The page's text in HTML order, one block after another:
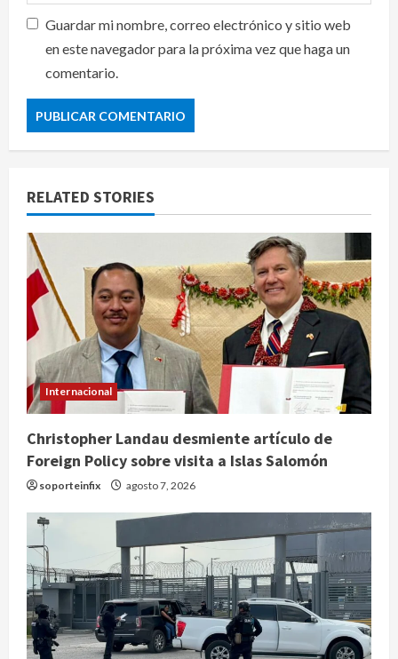
Guardar mi nombre, correo electrónico y sitio web
en este navegador para la próxima vez que haga un
comentario.
RELATED STORIES
Internacional
Christopher Landau desmiente artículo de
Foreign Policy sobre visita a Islas Salomón
soporteinfix agosto 7, 2026